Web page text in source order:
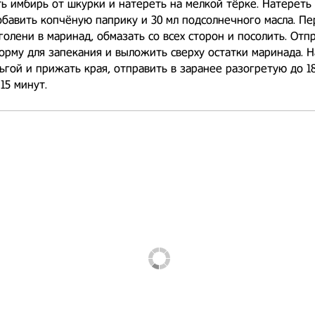
имбирь от шкурки и натереть на мелкой тёрке. Натереть
копчёную паприку и 30 мл подсолнечного масла.
в маринад, обмазать со всех сторон и посолить.
для запекания и выложить сверху остатки маринада.
и прижать края, отправить в заранее разогретую до
минут.